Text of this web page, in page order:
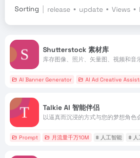
Sorting
release update Views
Shutterstock 素材库
库存图像、照片、矢量图、视频和音乐
AI Banner Generator AI Ad Creative
Talkie AI 智能伴侣
以逼真而沉浸的方式与您的梦想角色
Prompt 月流量千万10M # 人工智能 # 人